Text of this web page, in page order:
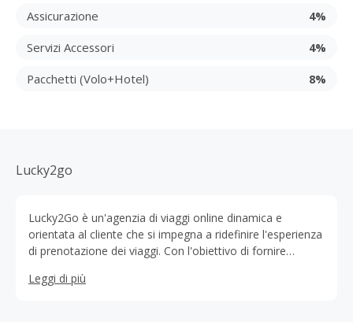
Assicurazione 4%
Servizi Accessori 4%
Pacchetti (Volo+Hotel) 8%
Lucky2go
Lucky2Go è un'agenzia di viaggi online dinamica e
orientata al cliente che si impegna a ridefinire l'esperienza
di prenotazione dei viaggi. Con l'obiettivo di fornire
Lucky2Go offre una gamma completa di servizi per
Leggi di più